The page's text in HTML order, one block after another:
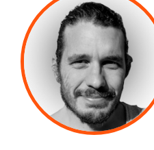
Negócios
Técnico
Parceiros
Cultura